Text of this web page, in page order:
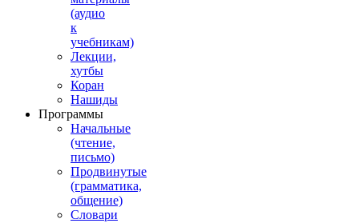
(аудио
к
учебникам)
Лекции,
хутбы
Коран
Нашиды
Программы
Начальные
(чтение,
письмо)
Продвинутые
(грамматика,
общение)
Словари